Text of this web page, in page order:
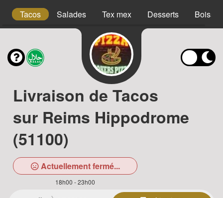
Tacos Salades Tex mex Desserts
Livraison de Tacos
sur Reims Hippodrome
(51100)
Actuellement fermé...
18h00 - 23h00